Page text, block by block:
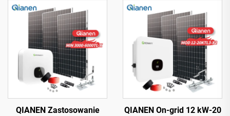
QIANEN Zastosowanie
QIANEN On-grid 12 kW-20